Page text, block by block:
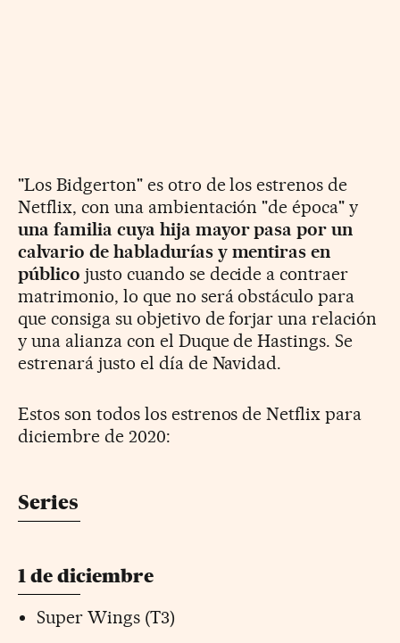
"Los Bidgerton" es otro de los estrenos de
Netflix, con una ambientación "de época" y
una familia cuya hija mayor pasa por un
calvario de habladurías y mentiras en
público justo cuando se decide a contraer
matrimonio, lo que no será obstáculo para
que consiga su objetivo de forjar una relación
y una alianza con el Duque de Hastings. Se
estrenará justo el día de Navidad.
Estos son todos los estrenos de Netflix para
diciembre de 2020:
Series
1 de diciembre
Super Wings (T3)